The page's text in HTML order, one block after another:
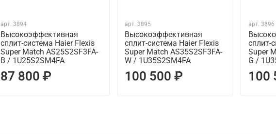
арт. 3894
Высокоэффективная
сплит-система Haier Flexis
Super Match AS25S2SF3FA-
B / 1U25S2SM4FA
87 800 ₽
арт. 3895
Высокоэффективная
сплит-система Haier Flexis
Super Match AS35S2SF3FA-
W / 1U35S2SM4FA
100 500 ₽
арт.3896
сплит-
Super
G /
100